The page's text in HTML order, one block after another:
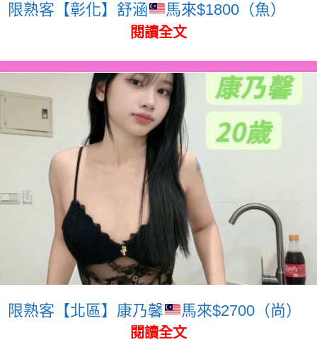
限熟客【彰化】舒涵 馬來$1800（魚）
閱讀全文
限熟客【北區】康乃馨 馬來$2700（尚）
閱讀全文